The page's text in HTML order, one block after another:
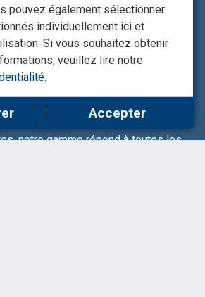
& engrais liquides: Nous
pompes résistantes aux produits
essentielles pour le
de produits chimiques ou
: Que ce soit pour un
ou pour des installations
notre gamme répond à toutes les
pouvez également sélectionner
individuellement ici et
Si vous souhaitez obtenir
veuillez lire notre
.
Accepter